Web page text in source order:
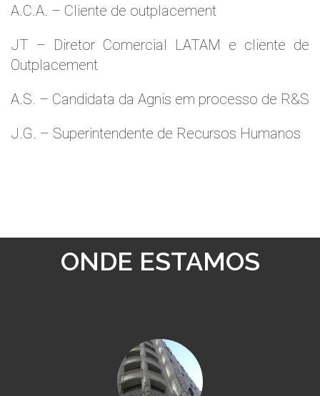
A.C.A. – Cliente de outplacement
JT – Diretor Comercial LATAM e cliente de
Outplacement
A.S. – Candidata da Agnis em processo de R&S
J.G. – Superintendente de Recursos Humanos
ONDE ESTAMOS